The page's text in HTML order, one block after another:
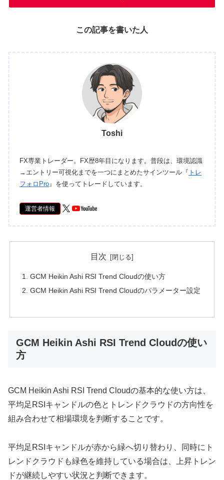
この記事を書いた人
Toshi
FX専業トレーダー。FX歴8年目になります。普段は、環境認識
→エントリー可視化までを一つにまとめたサインツール『 トレ
フォロPro 』を使ってトレードしています。
運営者情報
目次
GCM Heikin Ashi RSI Trend Cloudの使い方
GCM Heikin Ashi RSI Trend Cloudのパラメーター設定
GCM Heikin Ashi RSI Trend Cloudの使い
方
GCM Heikin Ashi RSI Trend Cloudの基本的な使い方は、
平均足RSIキャンドルの色とトレンドクラウドの方向性を
組み合わせて相場環境を判断することです。
平均足RSIキャンドルが赤から緑へ切り替わり、同時にト
レンドクラウドも緑色を維持している場合は、上昇トレン
ドが継続しやすい状況と判断できます。